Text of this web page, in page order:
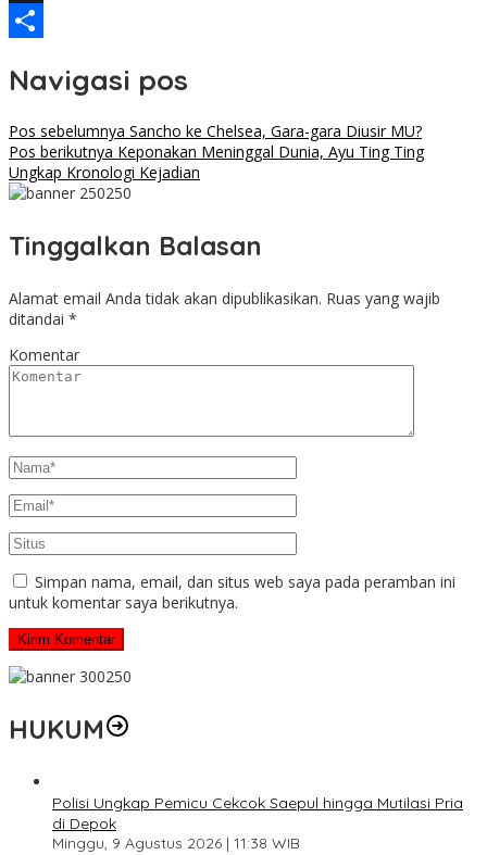
Threads
Navigasi pos
Pos sebelumnya Sancho ke Chelsea, Gara-gara Diusir MU?
Pos berikutnya Keponakan Meninggal Dunia, Ayu Ting Ting
Ungkap Kronologi Kejadian
Tinggalkan Balasan
Alamat email Anda tidak akan dipublikasikan. Ruas yang wajib
ditandai *
Komentar
Simpan nama, email, dan situs web saya pada peramban ini
untuk komentar saya berikutnya.
HUKUM
Polisi Ungkap Pemicu Cekcok Saepul hingga Mutilasi Pria
di Depok
Minggu, 9 Agustus 2026 | 11:38 WIB